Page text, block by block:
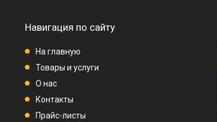
Навигация по сайту
На главную
Товары и услуги
О нас
Контакты
Прайс-листы